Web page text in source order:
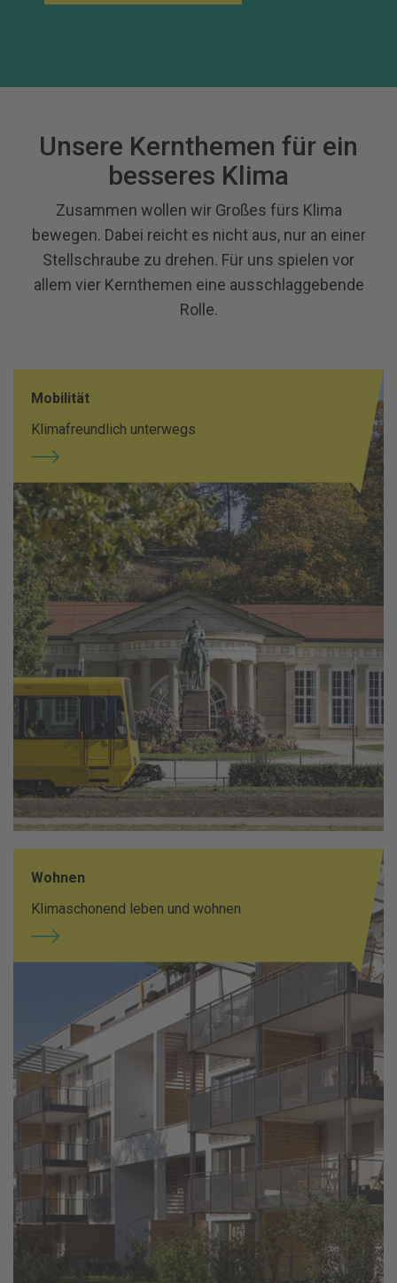
Unsere Kernthemen für ein
besseres Klima
Zusammen wollen wir Großes fürs Klima
bewegen. Dabei reicht es nicht aus, nur an einer
Stellschraube zu drehen. Für uns spielen vor
allem vier Kernthemen eine ausschlaggebende
Rolle.
Mobilität
Klimafreundlich unterwegs
Wohnen
Klimaschonend leben und wohnen